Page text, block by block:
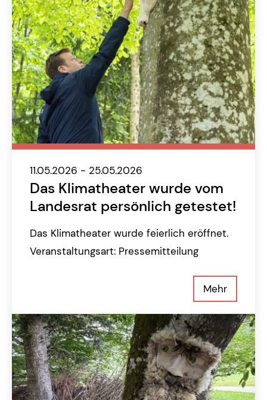
11.05.2026 - 25.05.2026
Das Klimatheater wurde vom
Landesrat persönlich getestet!
Das Klimatheater wurde feierlich eröffnet.
Veranstaltungsart: Pressemitteilung
Mehr